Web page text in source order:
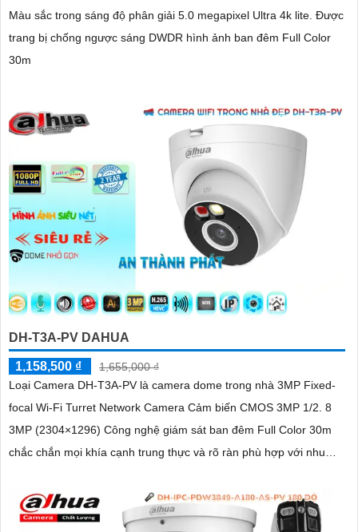
Màu sắc trong sáng độ phân giải 5.0 megapixel Ultra 4k lite. Được
trang bị chống ngược sáng DWDR hình ảnh ban đêm Full Color
30m
DH-T3A-PV DAHUA
1,158,500 ₫
1,655,000 ₫
Loại Camera DH-T3A-PV là camera dome trong nhà 3MP Fixed-
focal Wi-Fi Turret Network Camera Cảm biến CMOS 3MP 1/2. 8
3MP (2304×1296) Công nghệ giám sát ban đêm Full Color 30m
chắc chắn mọi khía cạnh trung thực và rõ ràn phù hợp với nhu